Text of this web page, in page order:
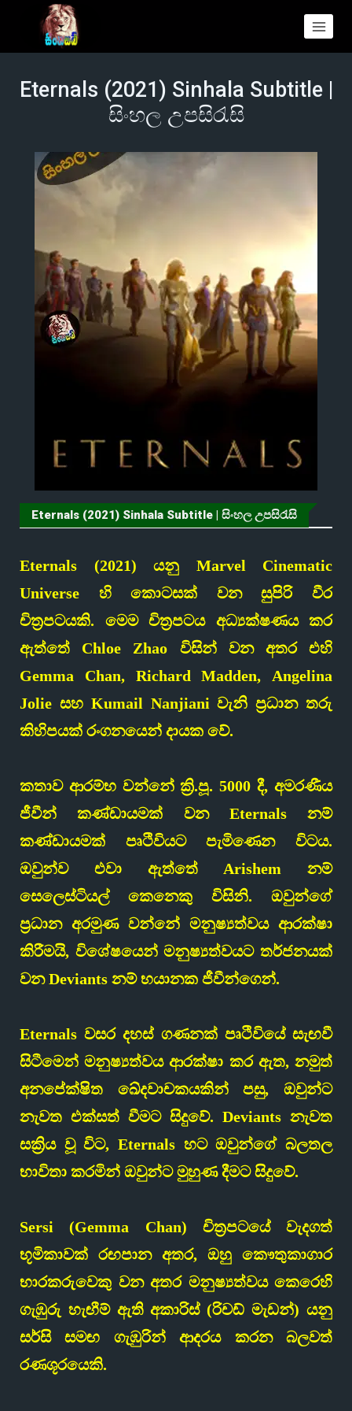
Eternals (2021) Sinhala Subtitle |
සිංහල උපසිරැසි
Eternals (2021) Sinhala Subtitle | සිංහල උපසිරැසි
Eternals (2021) යනු Marvel Cinematic
Universe හි කොටසක් වන සුපිරි වීර
චිත්‍රපටයකි. මෙම චිත්‍රපටය අධ්‍යක්ෂණය කර
ඇත්තේ Chloe Zhao විසින් වන අතර එහි
Gemma Chan, Richard Madden, Angelina
Jolie සහ Kumail Nanjiani වැනි ප්‍රධාන තරු
කිහිපයක් රංගනයෙන් දායක වේ.
කතාව ආරම්භ වන්නේ ක්‍රි.පූ. 5000 දී, අමරණීය
ජීවීන් කණ්ඩායමක් වන Eternals නම්
කණ්ඩායමක් පෘථිවියට පැමිණෙන විටය.
ඔවුන්ව එවා ඇත්තේ Arishem නම්
සෙලෙස්ටියල් කෙනෙකු විසිනි. ඔවුන්ගේ
ප්‍රධාන අරමුණ වන්නේ මනුෂ්‍යත්වය ආරක්ෂා
කිරීමයි, විශේෂයෙන් මනුෂ්‍යත්වයට තර්ජනයක්
වන Deviants නම් භයානක ජීවීන්ගෙන්.
Eternals වසර දහස් ගණනක් පෘථිවියේ සැඟවී
සිටීමෙන් මනුෂ්‍යත්වය ආරක්ෂා කර ඇත, නමුත්
අනපේක්ෂිත ඛේදවාචකයකින් පසු, ඔවුන්ට
නැවත එක්සත් වීමට සිදුවේ. Deviants නැවත
සක්‍රිය වූ විට, Eternals හට ඔවුන්ගේ බලතල
භාවිතා කරමින් ඔවුන්ට මුහුණ දීමට සිදුවේ.
Sersi (Gemma Chan) චිත්‍රපටයේ වැදගත්
භූමිකාවක් රඟපාන අතර, ඔහු කෞතුකාගාර
භාරකරුවෙකු වන අතර මනුෂ්‍යත්වය කෙරෙහි
ගැඹුරු හැඟීම් ඇති අකාරිස් (රිචඩ් මැඩන්) යනු
සර්සි සමඟ ගැඹුරින් ආදරය කරන බලවත්
රණශූරයෙකි.